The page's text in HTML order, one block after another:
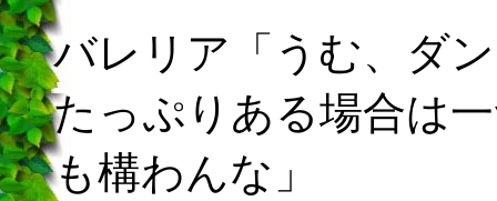
バレリア「うむ、ダ
たっぷりある場合は
も構わんな」